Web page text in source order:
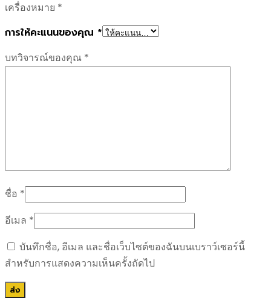
เครื่องหมาย *
การให้คะแนนของคุณ *
บทวิจารณ์ของคุณ *
ชื่อ *
อีเมล *
บันทึกชื่อ, อีเมล และชื่อเว็บไซต์ของฉันบนเบราว์เซอร์นี้
สำหรับการแสดงความเห็นครั้งถัดไป